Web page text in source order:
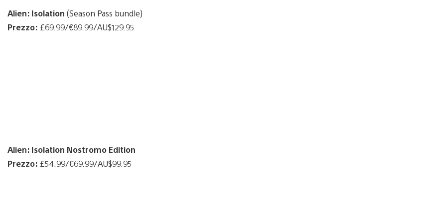
Alien: Isolation (Season Pass bundle)
Prezzo: £69.99/€89.99/AU$129.95
Alien: Isolation Nostromo Edition
Prezzo: £54.99/€69.99/AU$99.95